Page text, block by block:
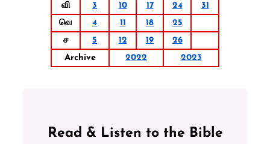
வி
3 10 17 24
31
வெ
4 11 18
25
ச
5 12 19
26
Archive
2022 2023
Read & Listen to the Bible